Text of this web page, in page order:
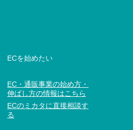
ECを始めたい
EC・通販事業の始め方・
伸ばし方の情報はこちら
ECのミカタに直接相談す
る